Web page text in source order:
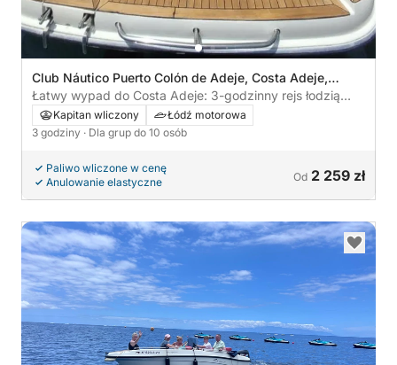
Club Náutico Puerto Colón de Adeje, Costa Adeje,
Hiszpania
Łatwy wypad do Costa Adeje: 3-godzinny rejs łodzią
motorową
Kapitan wliczony
Łódź motorowa
3 godziny · Dla grup do 10 osób
Paliwo wliczone w cenę
Anulowanie elastyczne
Od 2 259 zł